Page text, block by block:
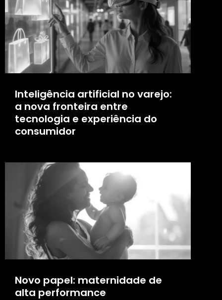
Inteligência artificial no varejo:
a nova fronteira entre
tecnologia e experiência do
consumidor
Novo papel: maternidade de
alta performance